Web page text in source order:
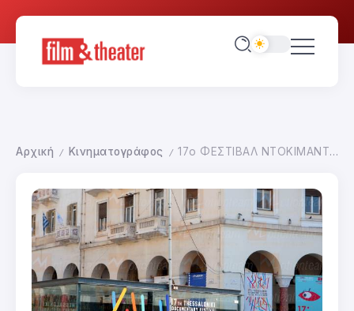
Αρχική / Κινηματογράφος / 17ο ΦΕΣΤΙΒΑΛ ΝΤΟΚΙΜΑΝΤΕΡ ΘΕΣΣΑΛΟΝΙΚΗΣ-ΕΙΚΟΝΕΣ ΤΟΥ 21ου ΑΙΩΝΑ